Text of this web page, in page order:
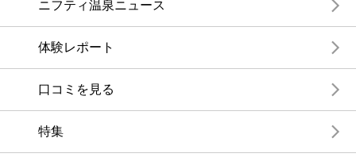
ニフティ温泉ニュース
体験レポート
口コミを見る
特集